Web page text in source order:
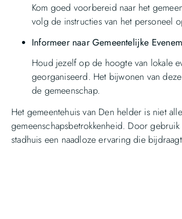
Kom goed voorbereid naar het
volg de instructies van het personeel
Informeer naar Gemeentelijke
Houd jezelf op de hoogte van lokale
georganiseerd. Het bijwonen van
de gemeenschap.
Het gemeentehuis van Den helder is niet
gemeenschapsbetrokkenheid. Door
stadhuis een naadloze ervaring die